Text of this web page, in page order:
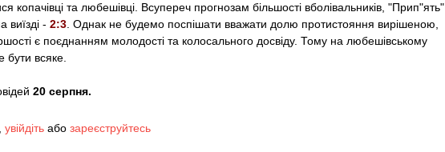
копачівці та любешівці. Всупереч прогнозам більшості вболівальників, "Прип"ять"
виїзді - 2:3 . Однак не будемо поспішати вважати долю протистояння вирішеною,
є поєднанням молодості та колосального досвіду. Тому на любешівському
бути всяке.
20 серпня.
увійдіть або зареєструйтесь